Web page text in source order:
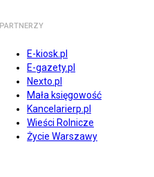
PARTNERZY
E-kiosk.pl
E-gazety.pl
Nexto.pl
Mała księgowość
Kancelarierp.pl
Wieści Rolnicze
Życie Warszawy